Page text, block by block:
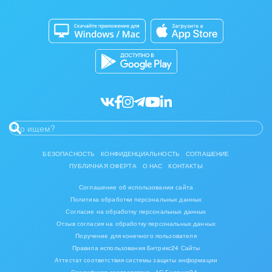
Кибербезопасность
Битрикс24 Маркет
Разработчикам приложений
БЕЗОПАСНОСТЬ КОНФИДЕНЦИАЛЬНОСТЬ
СОГЛАШЕНИЕ
ПУБЛИЧНАЯ ОФЕРТА
О НАС КОНТАКТЫ
Соглашение об использовании сайта
Политика обработки персональных данных
Согласие на обработку персональных данных
Отзыв согласия на обработку персональных данных
Поручение для конечного пользователя
Правила использования Битрикс24 Сайты
Аттестат соответствия системы защиты информации